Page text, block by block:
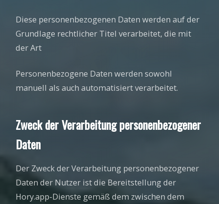
Diese personenbezogenen Daten werden auf der
Grundlage rechtlicher Titel verarbeitet, die mit
der Art
Personenbezogene Daten werden sowohl
manuell als auch automatisiert verarbeitet.
Zweck der Verarbeitung personenbezogener
Daten
Der Zweck der Verarbeitung personenbezogener
Daten der Nutzer ist die Bereitstellung der
Hory.app-Dienste gemäß dem zwischen dem